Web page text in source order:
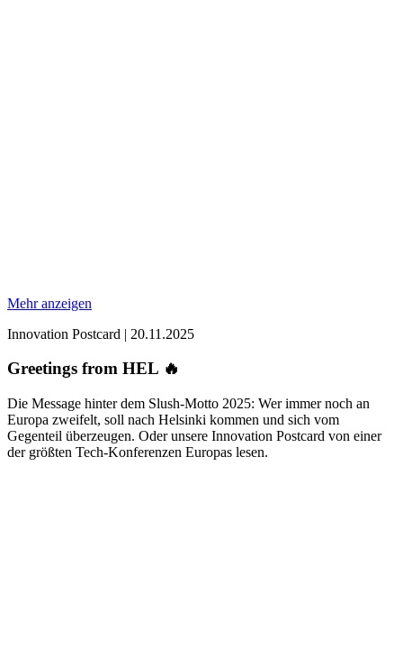
Mehr anzeigen
Innovation Postcard | 20.11.2025
Greetings from HEL 🔥
Die Message hinter dem Slush-Motto 2025: Wer immer noch an
Europa zweifelt, soll nach Helsinki kommen und sich vom
Gegenteil überzeugen. Oder unsere Innovation Postcard von einer
der größten Tech-Konferenzen Europas lesen.